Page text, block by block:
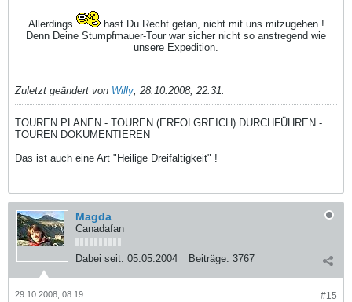
Allerdings
hast Du Recht getan, nicht mit uns mitzugehen !
Denn Deine Stumpfmauer-Tour war sicher nicht so anstregend wie
unsere Expedition.
Zuletzt geändert von Willy; 28.10.2008, 22:31.
TOUREN PLANEN - TOUREN (ERFOLGREICH) DURCHFÜHREN -
TOUREN DOKUMENTIEREN
Das ist auch eine Art "Heilige Dreifaltigkeit" !
Magda
Canadafan
Dabei seit: 05.05.2004 Beiträge: 3767
#15
29.10.2008, 08:19